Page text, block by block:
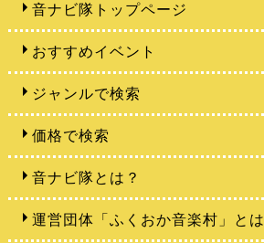
音ナビ隊トップページ
おすすめイベント
ジャンルで検索
価格で検索
音ナビ隊とは？
運営団体「ふくおか音楽村」とは